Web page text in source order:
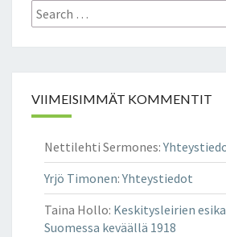
Search
for:
VIIMEISIMMÄT KOMMENTIT
Nettilehti Sermones:
Yrjö Timonen:Yhteystiedot
Taina Hollo: Keskitysleirien
Suomessa keväällä 1918